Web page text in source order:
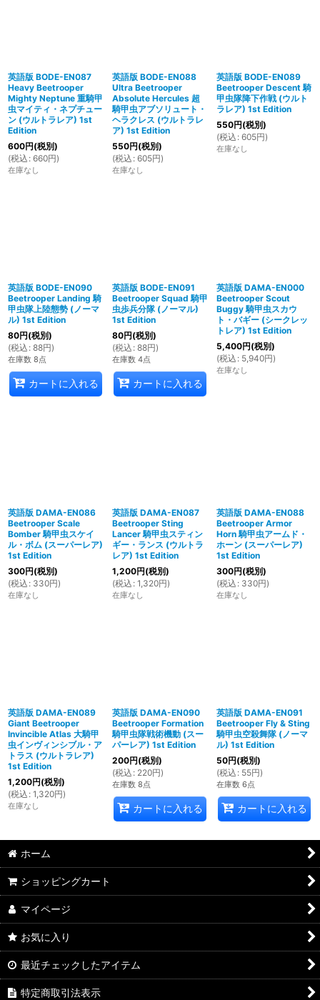
英語版 BODE-EN087
Heavy Beetrooper
Mighty Neptune 重騎甲
虫マイティ・ネプチュー
ン (ウルトラレア) 1st
Edition
600円(税別)
(税込 : 660円)
在庫なし
英語版 BODE-EN088
Ultra Beetrooper
Absolute Hercules 超
騎甲虫アブソリュート・
ヘラクレス (ウルトラレ
ア) 1st Edition
550円(税別)
(税込 : 605円)
在庫なし
英語版 BODE-EN089
Beetrooper Descent 騎
甲虫隊降下作戦 (ウルト
ラレア) 1st Edition
550円(税別)
(税込 : 605円)
在庫なし
英語版 BODE-EN090
Beetrooper Landing 騎
甲虫隊上陸態勢 (ノーマ
ル) 1st Edition
80円(税別)
(税込 : 88円)
在庫数 8点
カートに入れる
英語版 BODE-EN091
Beetrooper Squad 騎甲
虫歩兵分隊 (ノーマル)
1st Edition
80円(税別)
(税込 : 88円)
在庫数 4点
カートに入れる
英語版 DAMA-EN000
Beetrooper Scout
Buggy 騎甲虫スカウ
ト・バギー (シークレッ
トレア) 1st Edition
5,400円(税別)
(税込 : 5,940円)
在庫なし
英語版 DAMA-EN086
Beetrooper Scale
Bomber 騎甲虫スケイ
ル・ボム (スーパーレア)
1st Edition
300円(税別)
(税込 : 330円)
在庫なし
英語版 DAMA-EN087
Beetrooper Sting
Lancer 騎甲虫スティン
ギー・ランス (ウルトラ
レア) 1st Edition
1,200円(税別)
(税込 : 1,320円)
在庫なし
英語版 DAMA-EN088
Beetrooper Armor
Horn 騎甲虫アームド・
ホーン (スーパーレア)
1st Edition
300円(税別)
(税込 : 330円)
在庫なし
英語版 DAMA-EN089
Giant Beetrooper
Invincible Atlas 大騎甲
虫インヴィンシブル・ア
トラス (ウルトラレア)
1st Edition
1,200円(税別)
(税込 : 1,320円)
在庫なし
英語版 DAMA-EN090
Beetrooper Formation
騎甲虫隊戦術機動 (スー
パーレア) 1st Edition
200円(税別)
(税込 : 220円)
在庫数 8点
カートに入れる
英語版 DAMA-EN091
Beetrooper Fly & Sting
騎甲虫空殺舞隊 (ノーマ
ル) 1st Edition
50円(税別)
(税込 : 55円)
在庫数 6点
カートに入れる
ホーム
ショッピングカート
マイページ
お気に入り
最近チェックしたアイテム
特定商取引法表示